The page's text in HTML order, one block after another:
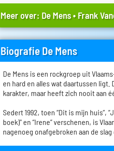
Meer over: De Mens•Frank
Biografie De Mens
De Mens is een rockgroep uit
en hard en alles wat daartussen ligt.
karakter, maar heeft zich nooit aan
Sedert 1992, toen “Dit is mijn huis”,
boek)" en “Irene” verschenen, is
nagenoeg onafgebroken aan de slag